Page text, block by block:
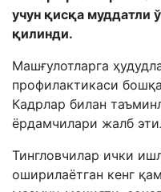
учун қисқа муддатли
қилинди.
Машғулотларга
профилактикаси
Кадрлар билан
ёрдамчилари жалб
Тингловчилар ички
оширилаётган кенг